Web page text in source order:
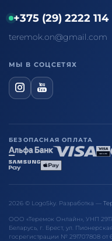
+375 (29) 2222 114
teremok.on@gmail.com
МЫ В СОЦСЕТЯХ
БЕЗОПАСНАЯ ОПЛАТА
2026 © LogoSky. Разработка —
ООО «Теремок Онлайн», УНП
Беларусь, г. Брест, ул.
госрегистрации № 291707808 от